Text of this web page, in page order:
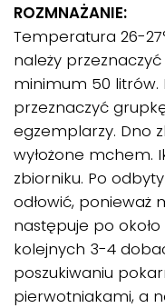
ROZMNAŻANIE:
Temperatura 26-
należy
minimum 50 litrów.
przeznaczyć
egzemplarzy. Dno
wyłożone mchem.
zbiorniku. Po
odłowić, ponieważ
następuje po
kolejnych 3-4
poszukiwaniu
pierwotniakami, a